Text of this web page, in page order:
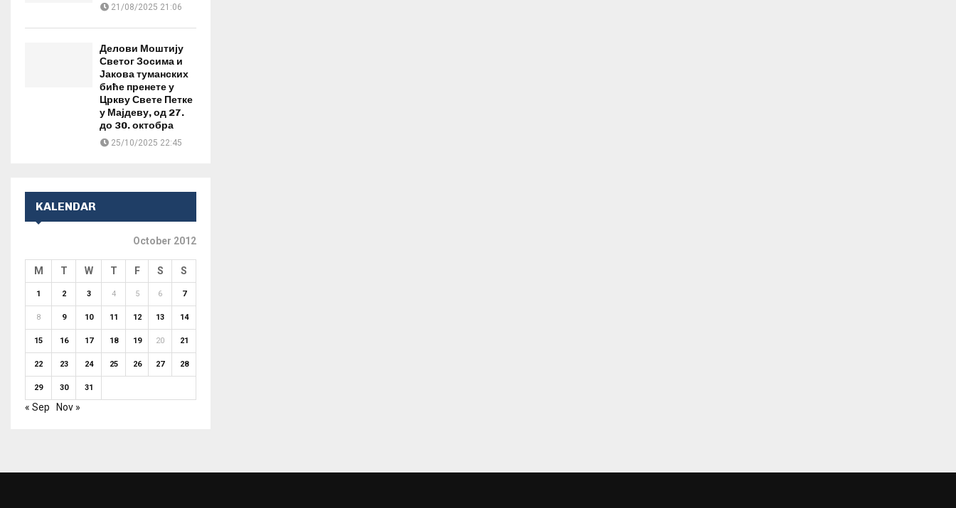
21/08/2025 21:06
Делови Моштију
Светог Зосима и
Јакова туманских
биће пренете у
Цркву Свете Петке
у Мајдеву, од 27.
до 30. октобра
25/10/2025 22:45
KALENDAR
October 2012
M T W T F S S
1 2 3 4 5 6 7
8 9 10 11 12 13 14
15 16 17 18 19 20 21
22 23 24 25 26 27 28
29 30 31
« Sep Nov »